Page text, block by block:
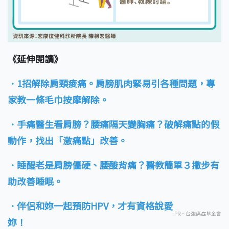
《延伸閱讀》
．1招解除肩頸痠痛。肩膀肌肉緊易引各種問題，專
家教一條毛巾按摩解除。
．手痛醫生看肩膀？腰痛隔天變胸痛？破解痛點的假
動作，找出「激痛點」改善。
．睡醒老是肩膀僵硬、腰酸背痛？醫教簡單３撇步有
助改善睡眠。
．伴侶和妳一起預防HPV，才有資格說愛
妳！
PR・台灣癌症基金會